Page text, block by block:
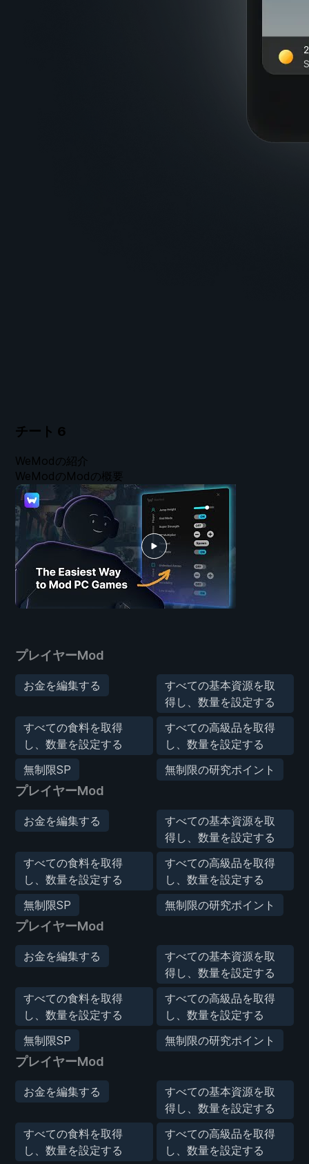
チート 6
プレイヤーMod
お金を編集する
すべての基本資源を取
得し、数量を設定する
すべての食料を取得
し、数量を設定する
すべての高級品を取得
し、数量を設定する
無制限SP
無制限の研究ポイント
プレイヤーMod
お金を編集する
すべての基本資源を取
得し、数量を設定する
すべての食料を取得
し、数量を設定する
すべての高級品を取得
し、数量を設定する
無制限SP
無制限の研究ポイント
プレイヤーMod
お金を編集する
すべての基本資源を取
得し、数量を設定する
すべての食料を取得
し、数量を設定する
すべての高級品を取得
し、数量を設定する
無制限SP
無制限の研究ポイント
プレイヤーMod
お金を編集する
すべての基本資源を取
得し、数量を設定する
すべての食料を取得
し、数量を設定する
すべての高級品を取得
し、数量を設定する
WeModの紹介
WeModのModの概要